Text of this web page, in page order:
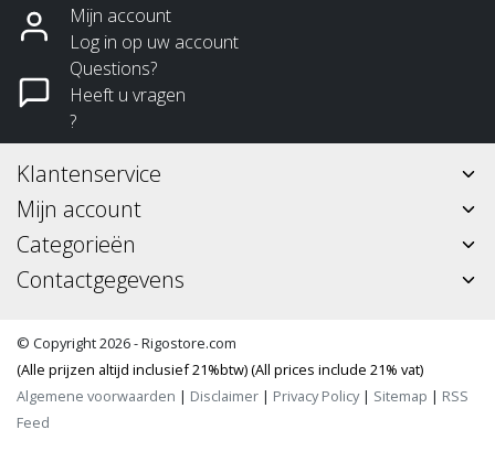
Mijn account
Log in op uw account
Questions?
Heeft u vragen
?
Klantenservice
Mijn account
Categorieën
Contactgegevens
© Copyright 2026 - Rigostore.com
(Alle prijzen altijd inclusief 21%btw) (All prices include 21% vat)
Algemene voorwaarden | Disclaimer | Privacy Policy| Sitemap | RSS
Feed